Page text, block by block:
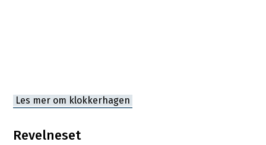
Les mer om klokkerhagen
Revelneset